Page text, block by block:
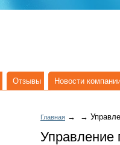
Отзывы Новости
Главная → →
Управление